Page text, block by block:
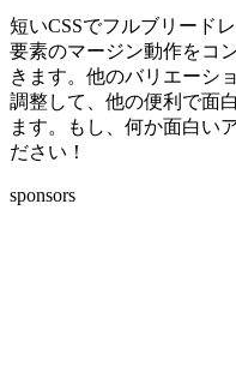
短いCSSでフルブリード
要素のマージン動作をコ
きます。他のバリエーシ
調整して、他の便利で面
ます。もし、何か面白い
ださい！
sponsors